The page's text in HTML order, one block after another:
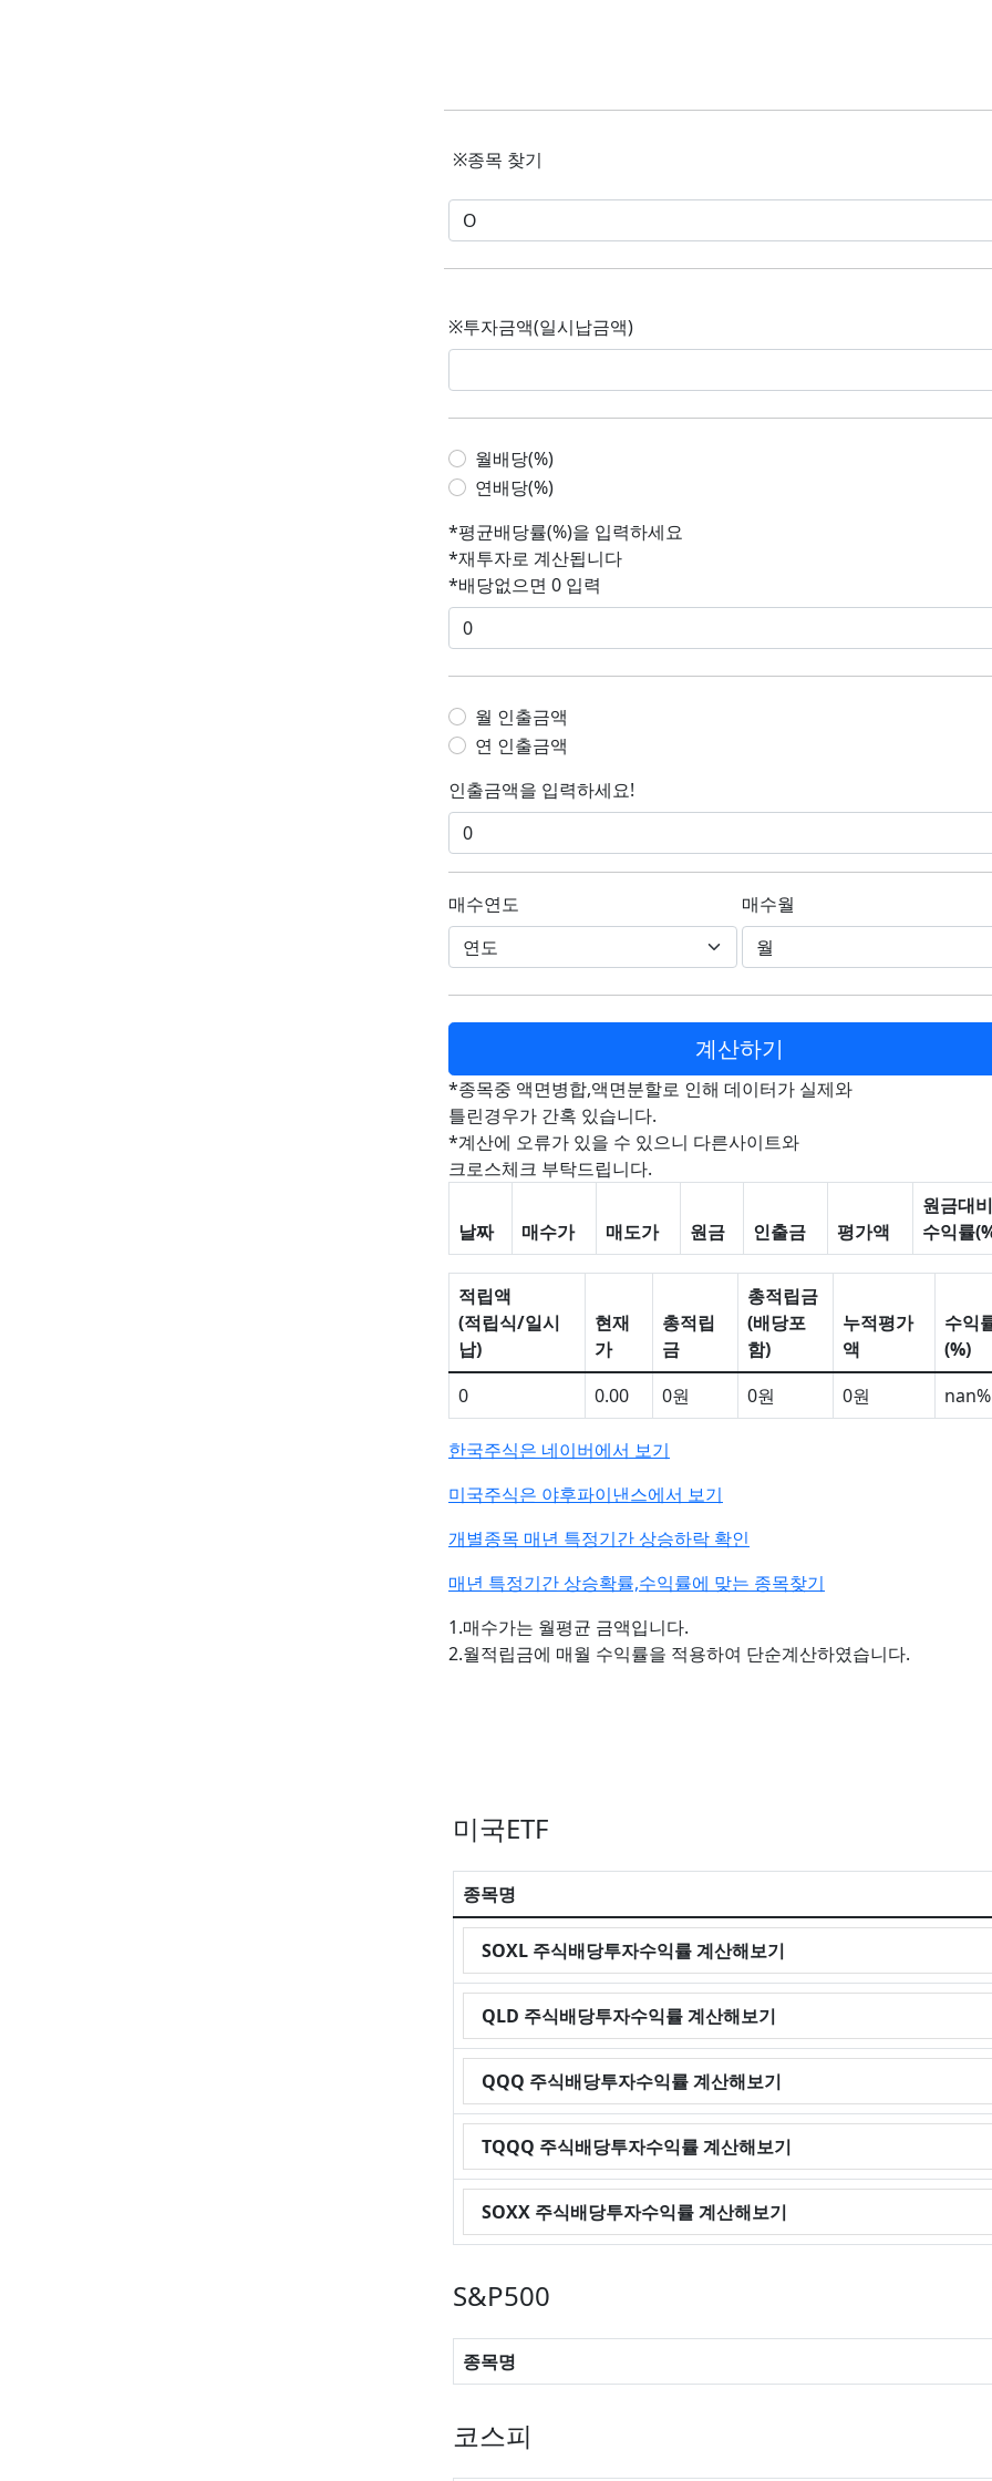
※종목 찾기
※투자금액(일시납금액)
월배당(%)
연배당(%)
*평균배당률(%)을 입력하세요
*재투자로 계산됩니다
*배당없으면 0 입력
월 인출금액
연 인출금액
인출금액을 입력하세요!
매수연도 매수월
*종목중 액면병합,액면분할로 인해 데이터가 실제와
틀린경우가 간혹 있습니다.
*계산에 오류가 있을 수 있으니 다른사이트와
크로스체크 부탁드립니다.
날짜 매수가 매도가 원금 인출금 평가액
원금대비
수익률
적립액
(적립식/일시
납)
현재
가
총적립
금
총적립금
(배당포
함)
누적평가
액
수익
(%)
0
0.00 0원 0원 0원 nan%
한국주식은 네이버에서 보기
미국주식은 야후파이낸스에서 보기
개별종목 매년 특정기간 상승하락 확인
매년 특정기간 상승확률,수익률에 맞는 종목찾기
1.매수가는 월평균 금액입니다.
2.월적립금에 매월 수익률을 적용하여 단순계산하였습니다.
미국ETF
종목명
SOXL 주식배당투자수익률 계산해보기
QLD 주식배당투자수익률 계산해보기
QQQ 주식배당투자수익률 계산해보기
TQQQ 주식배당투자수익률 계산해보기
SOXX 주식배당투자수익률 계산해보기
S&P500
종목명
코스피